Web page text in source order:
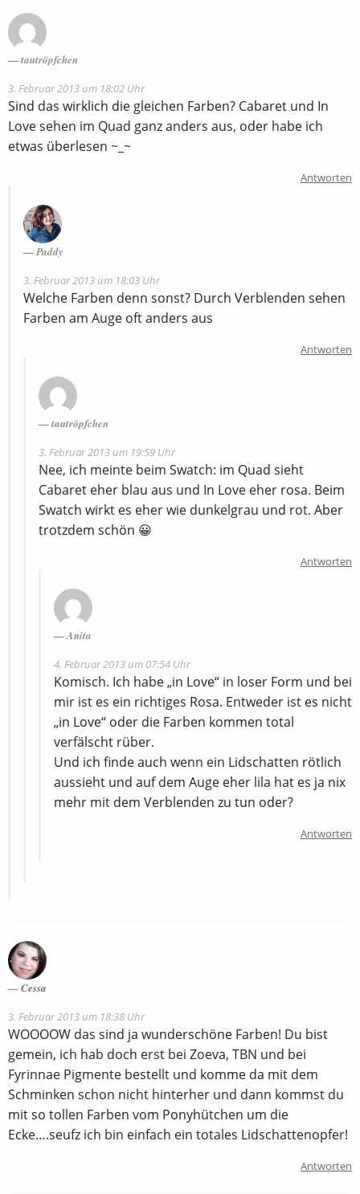
tautröpfchen
3. Februar 2013 um 18:02 Uhr
Sind das wirklich die gleichen Farben? Cabaret und In
Love sehen im Quad ganz anders aus, oder habe ich
etwas überlesen ~_~
Antworten
Paddy
3. Februar 2013 um 18:03 Uhr
Welche Farben denn sonst? Durch Verblenden sehen
Farben am Auge oft anders aus
Antworten
tautröpfchen
3. Februar 2013 um 19:59 Uhr
Nee, ich meinte beim Swatch: im Quad sieht
Cabaret eher blau aus und In Love eher rosa. Beim
Swatch wirkt es eher wie dunkelgrau und rot. Aber
trotzdem schön 😀
Antworten
Anita
4. Februar 2013 um 07:54 Uhr
Komisch. Ich habe „in Love“ in loser Form und bei
mir ist es ein richtiges Rosa. Entweder ist es nicht
„in Love“ oder die Farben kommen total
verfälscht rüber.
Und ich finde auch wenn ein Lidschatten rötlich
aussieht und auf dem Auge eher lila hat es ja nix
mehr mit dem Verblenden zu tun oder?
Antworten
Cessa
3. Februar 2013 um 18:38 Uhr
WOOOOW das sind ja wunderschöne Farben! Du bist
gemein, ich hab doch erst bei Zoeva, TBN und bei
Fyrinnae Pigmente bestellt und komme da mit dem
Schminken schon nicht hinterher und dann kommst du
mit so tollen Farben vom Ponyhütchen um die
Ecke….seufz ich bin einfach ein totales Lidschattenopfer!
Antworten